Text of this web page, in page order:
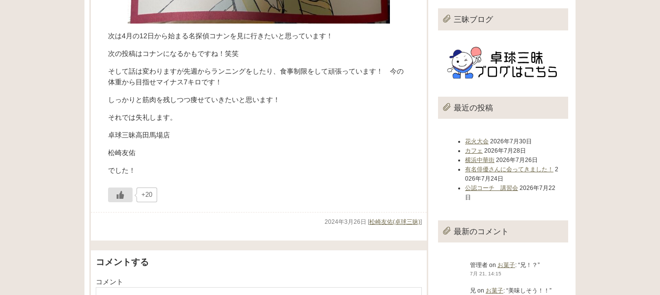
次は4月の12日から始まる名探偵コナンを見に行きたいと思っています！
次の投稿はコナンになるかもですね！笑笑
そして話は変わりますが先週からランニングをしたり、食事制限をして頑張っています！ 今の
体重から目指せマイナス7キロです！
しっかりと筋肉を残しつつ痩せていきたいと思います！
それでは失礼します。
卓球三昧高田馬場店
松崎友佑
でした！
+20
2024年3月26日 [松崎友佑(卓球三昧)]
コメントする
コメント
三昧ブログ
最近の投稿
花火大会 2026年7月30日
カフェ 2026年7月28日
横浜中華街 2026年7月26日
有名俳優さんに会ってきました！ 2
026年7月24日
公認コーチ 講習会 2026年7月22
日
最新のコメント
管理者 on お菓子: “兄！？ ”
7月 21, 14:15
兄 on お菓子: “美味しそう！！ ”